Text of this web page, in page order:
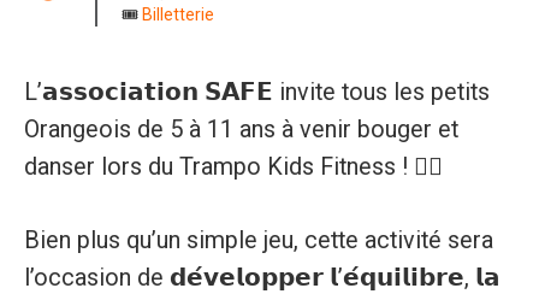
🎟️ Billetterie
L’𝗮𝘀𝘀𝗼𝗰𝗶𝗮𝘁𝗶𝗼𝗻 𝗦𝗔𝗙𝗘 invite tous les petits
Orangeois de 5 à 11 ans à venir bouger et
danser lors du Trampo Kids Fitness ! 🤸‍♀️
Bien plus qu’un simple jeu, cette activité sera
l’occasion de 𝗱𝗲́𝘃𝗲𝗹𝗼𝗽𝗽𝗲𝗿 𝗹’𝗲́𝗾𝘂𝗶𝗹𝗶𝗯𝗿𝗲, 𝗹𝗮